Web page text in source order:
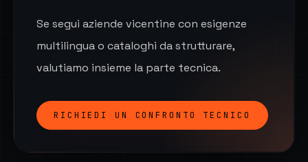
Se segui aziende vicentine con esigenze
multilingua o cataloghi da strutturare,
valutiamo insieme la parte tecnica.
RICHIEDI UN CONFRONTO TECNICO